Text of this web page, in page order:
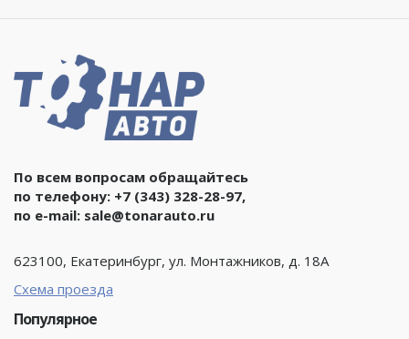
По всем вопросам обращайтесь
по телефону: +7 (343) 328-28-97,
по e-mail: sale@tonarauto.ru
623100, Екатеринбург, ул. Монтажников, д. 18А
Схема проезда
Популярное